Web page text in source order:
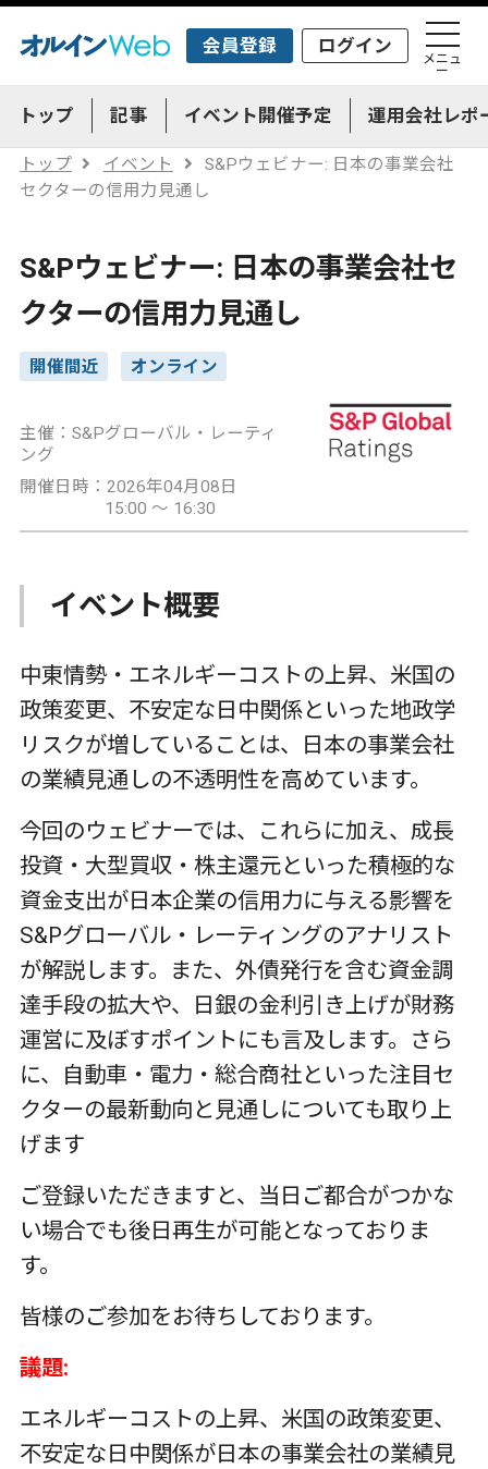
会員登録 ログイン
メニュ
ー
トップ 記事 イベント開催予定 運用会社レポ
トップ イベント
S&Pウェビナー: 日本の事業会社
セクターの信用力見通し
S&Pウェビナー: 日本の事業会社セ
クターの信用力見通し
開催間近 オンライン
主催：S&Pグローバル・レーティ
ング
開催日時：2026年04月08日
15:00 ～ 16:30
イベント概要
中東情勢・エネルギーコストの上昇、米国の
政策変更、不安定な日中関係といった地政学
リスクが増していることは、日本の事業会社
の業績見通しの不透明性を高めています。
今回のウェビナーでは、これらに加え、成長
投資・大型買収・株主還元といった積極的な
資金支出が日本企業の信用力に与える影響を
S&Pグローバル・レーティングのアナリスト
が解説します。また、外債発行を含む資金調
達手段の拡大や、日銀の金利引き上げが財務
運営に及ぼすポイントにも言及します。さら
に、自動車・電力・総合商社といった注目セ
クターの最新動向と見通しについても取り上
げます
ご登録いただきますと、当日ご都合がつかな
い場合でも後日再生が可能となっておりま
す。
皆様のご参加をお待ちしております。
議題:
エネルギーコストの上昇、米国の政策変更、
不安定な日中関係が日本の事業会社の業績見